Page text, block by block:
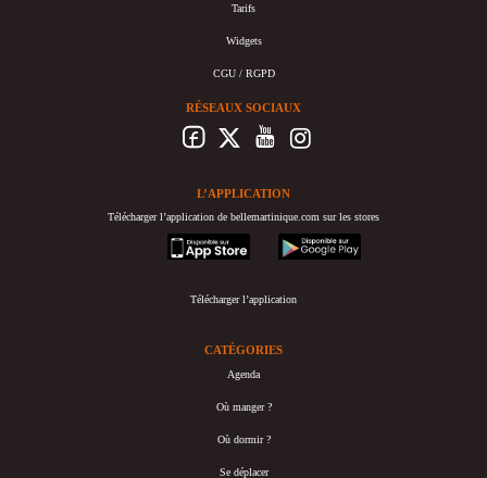
Tarifs
Widgets
CGU / RGPD
RÉSEAUX SOCIAUX
L’APPLICATION
Télécharger l’application de bellemartinique.com sur les stores
appstore
googleplay
Télécharger l’application
CATÉGORIES
Agenda
Où manger ?
Où dormir ?
Se déplacer